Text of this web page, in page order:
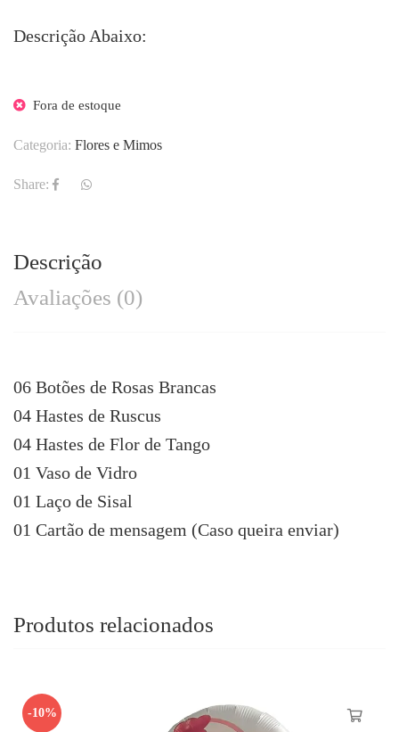
Descrição Abaixo:
Fora de estoque
Categoria: Flores e Mimos
Share:
Descrição
Avaliações (0)
06 Botões de Rosas Brancas
04 Hastes de Ruscus
04 Hastes de Flor de Tango
01 Vaso de Vidro
01 Laço de Sisal
01 Cartão de mensagem (Caso queira enviar)
Produtos relacionados
-10%